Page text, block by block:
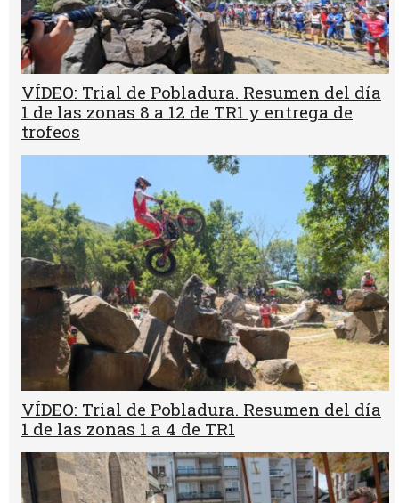
VÍDEO: Trial de Pobladura. Resumen del día
1 de las zonas 8 a 12 de TR1 y entrega de
trofeos
VÍDEO: Trial de Pobladura. Resumen del día
1 de las zonas 1 a 4 de TR1